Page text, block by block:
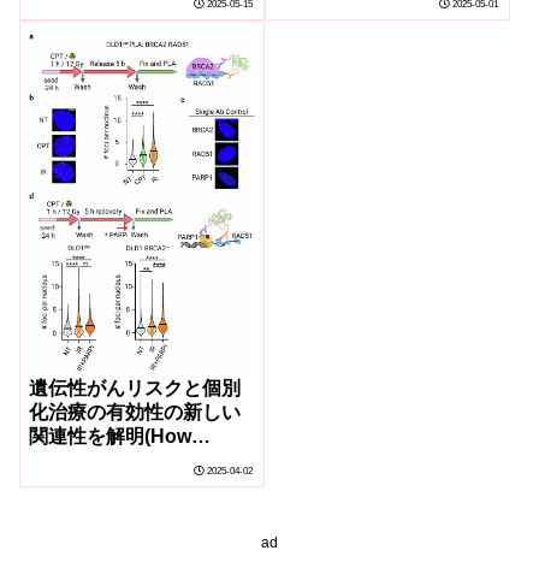
Less Fertilizer)
2025-05-15
Insights for Measuring
2025-05-01
遺伝性がんリスクと個別
化治療の有効性の新しい
関連性を解明(How
can be used for effective
2025-04-02
ad